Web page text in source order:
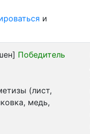
и
Победитель
(лист,
медь,